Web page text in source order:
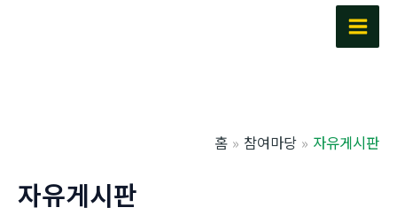
Main
홈 참여마당 자유게시판
자유게시판